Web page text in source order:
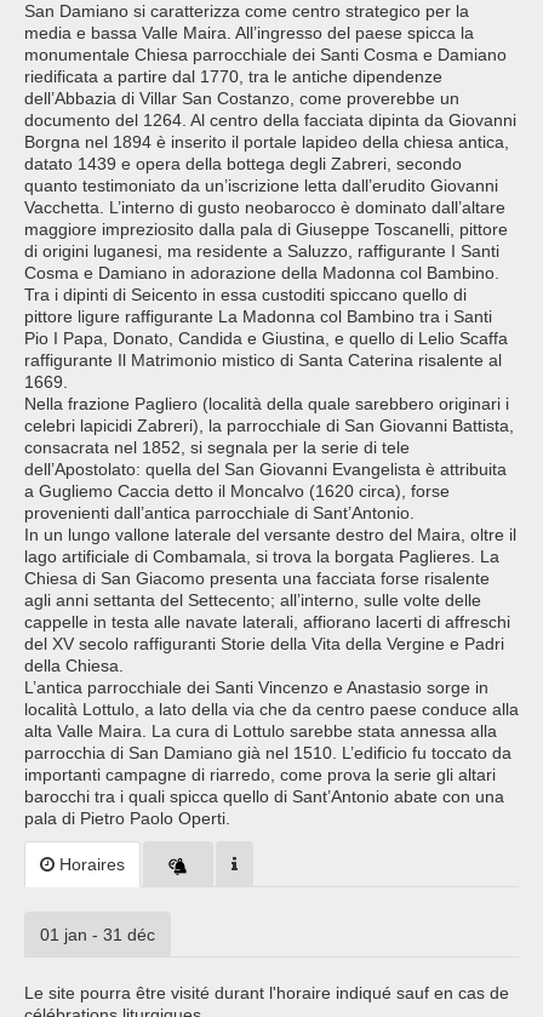
San Damiano si caratterizza come centro strategico per la
media e bassa Valle Maira. All’ingresso del paese spicca la
monumentale Chiesa parrocchiale dei Santi Cosma e Damiano
riedificata a partire dal 1770, tra le antiche dipendenze
dell’Abbazia di Villar San Costanzo, come proverebbe un
documento del 1264. Al centro della facciata dipinta da Giovanni
Borgna nel 1894 è inserito il portale lapideo della chiesa antica,
datato 1439 e opera della bottega degli Zabreri, secondo
quanto testimoniato da un’iscrizione letta dall’erudito Giovanni
Vacchetta. L’interno di gusto neobarocco è dominato dall’altare
maggiore impreziosito dalla pala di Giuseppe Toscanelli, pittore
di origini luganesi, ma residente a Saluzzo, raffigurante I Santi
Cosma e Damiano in adorazione della Madonna col Bambino.
Tra i dipinti di Seicento in essa custoditi spiccano quello di
pittore ligure raffigurante La Madonna col Bambino tra i Santi
Pio I Papa, Donato, Candida e Giustina, e quello di Lelio Scaffa
raffigurante Il Matrimonio mistico di Santa Caterina risalente al
1669.
Nella frazione Pagliero (località della quale sarebbero originari i
celebri lapicidi Zabreri), la parrocchiale di San Giovanni Battista,
consacrata nel 1852, si segnala per la serie di tele
dell’Apostolato: quella del San Giovanni Evangelista è attribuita
a Gugliemo Caccia detto il Moncalvo (1620 circa), forse
provenienti dall’antica parrocchiale di Sant’Antonio.
In un lungo vallone laterale del versante destro del Maira, oltre il
lago artificiale di Combamala, si trova la borgata Paglieres. La
Chiesa di San Giacomo presenta una facciata forse risalente
agli anni settanta del Settecento; all’interno, sulle volte delle
cappelle in testa alle navate laterali, affiorano lacerti di affreschi
del XV secolo raffiguranti Storie della Vita della Vergine e Padri
della Chiesa.
L’antica parrocchiale dei Santi Vincenzo e Anastasio sorge in
località Lottulo, a lato della via che da centro paese conduce alla
alta Valle Maira. La cura di Lottulo sarebbe stata annessa alla
parrocchia di San Damiano già nel 1510. L’edificio fu toccato da
importanti campagne di riarredo, come prova la serie gli altari
barocchi tra i quali spicca quello di Sant’Antonio abate con una
pala di Pietro Paolo Operti.
Horaires
01 jan - 31 déc
Le site pourra être visité durant l'horaire indiqué sauf en cas de